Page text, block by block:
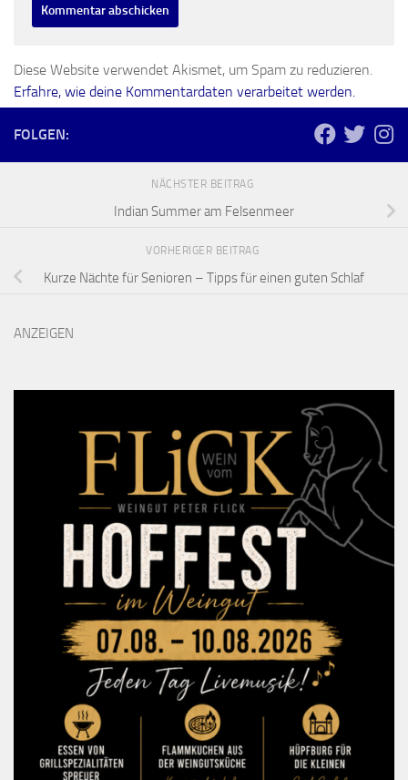
Diese Website verwendet Akismet, um Spam zu reduzieren.
Erfahre, wie deine Kommentardaten verarbeitet werden.
FOLGEN:
NÄCHSTER BEITRAG
Indian Summer am Felsenmeer
VORHERIGER BEITRAG
Kurze Nächte für Senioren – Tipps für einen guten Schlaf
ANZEIGEN